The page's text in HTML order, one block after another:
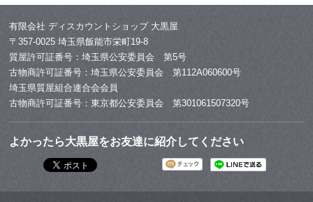
有限会社 ディスカウントショップ 大黒屋
〒357-0025 埼玉県飯能市栄町19-8
質屋許可証番号：埼玉県公安委員会 第5号
古物商許可証番号：埼玉県公安委員会 第112A060600号
埼玉県質屋組合連合会会員
古物商許可証番号：東京都公安委員会 第301061507320号
よかったら大黒屋をお友達に紹介してください